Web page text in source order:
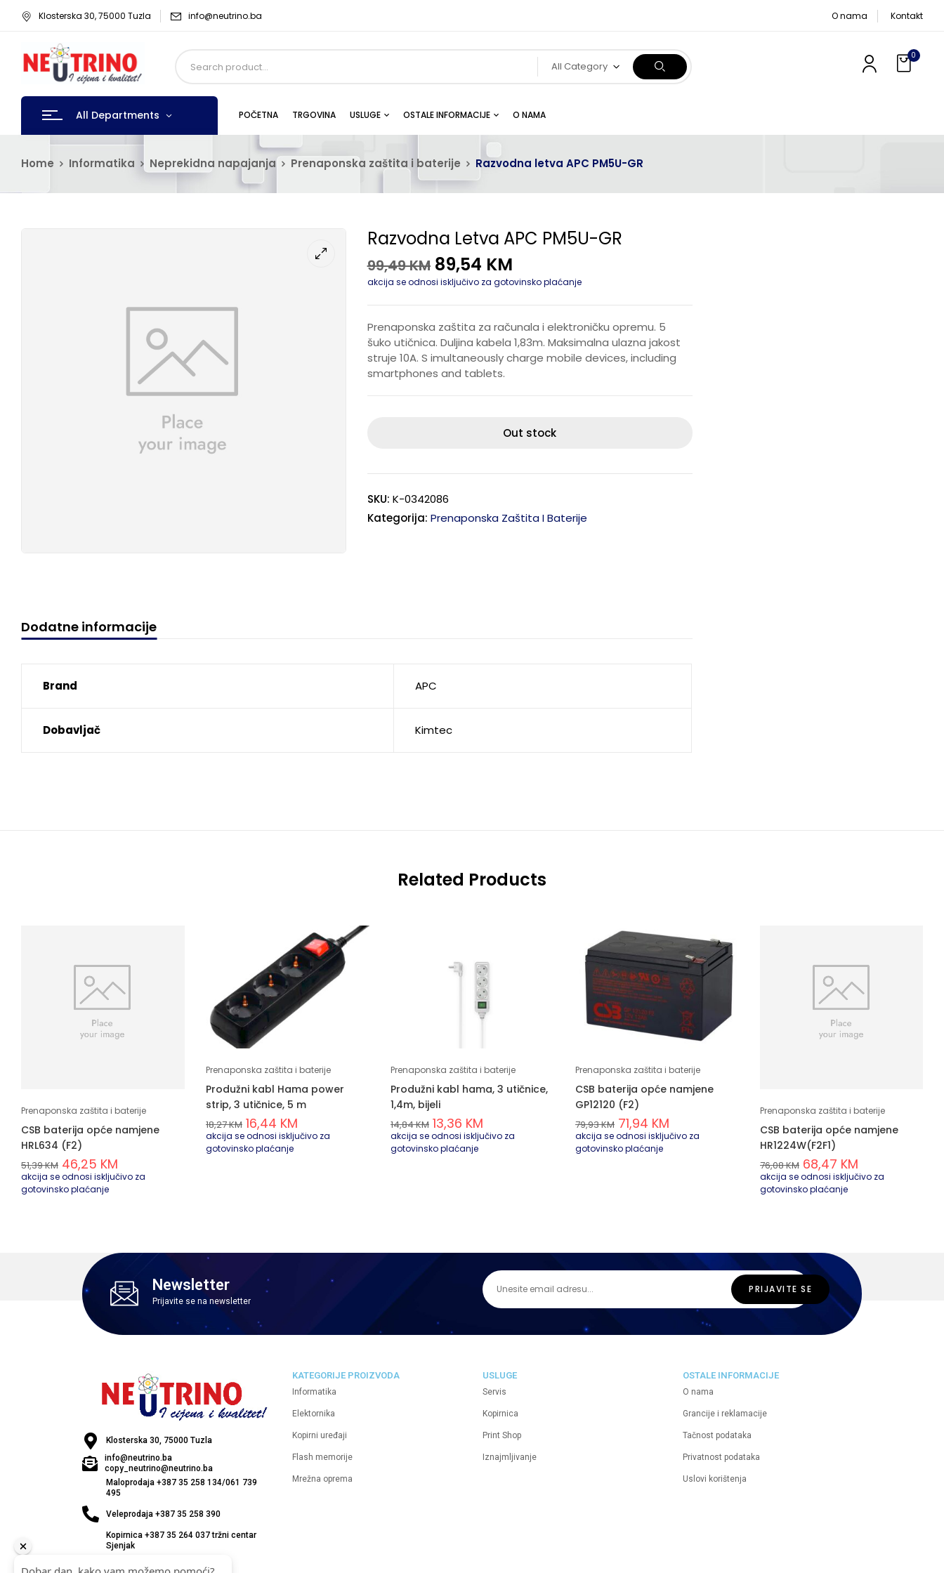
Klosterska 30, 75000 Tuzla info@neutrino.ba O nama Kontakt
All Category
0
All Departments POČETNA TRGOVINA USLUGE OSTALE INFORMACIJE O NAMA
Home Informatika Neprekidna napajanja Prenaponska zaštita i baterije Razvodna letva APC PM5U-GR
Razvodna Letva APC PM5U-GR
99,49KM 89,54 KM
akcija se odnosi isključivo za gotovinsko plaćanje
Prenaponska zaštita za računala i elektroničku opremu. 5
šuko utičnica. Duljina kabela 1,83m. Maksimalna ulazna jakost
struje 10A. S imultaneously charge mobile devices, including
smartphones and tablets.
Out stock
SKU: K-0342086
Kategorija: Prenaponska Zaštita I Baterije
Dodatne informacije
Brand APC
Dobavljač Kimtec
Related Products
Prenaponska zaštita i baterije
CSB baterija opće namjene
HRL634 (F2)
51,39KM 46,25 KM
akcija se odnosi isključivo za
gotovinsko plaćanje
Prenaponska zaštita i baterije
Produžni kabl Hama power
strip, 3 utičnice, 5 m
18,27KM 16,44 KM
akcija se odnosi isključivo za
gotovinsko plaćanje
Prenaponska zaštita i baterije
Produžni kabl hama, 3 utičnice,
1,4m, bijeli
14,84KM 13,36 KM
akcija se odnosi isključivo za
gotovinsko plaćanje
Prenaponska zaštita i baterije
CSB baterija opće namjene
GP12120 (F2)
79,93KM 71,94 KM
akcija se odnosi isključivo za
gotovinsko plaćanje
Prenaponska zaštita i baterije
CSB baterija opće namjene
HR1224W(F2F1)
76,08KM 68,47 KM
akcija se odnosi isključivo za
gotovinsko plaćanje
Newsletter
Prijavite se na newsletter
Klosterska 30, 75000 Tuzla
info@neutrino.ba
copy_neutrino@neutrino.ba
Maloprodaja +387 35 258 134/061 739
495
Veleprodaja +387 35 258 390
Kopirnica +387 35 264 037 tržni centar
Sjenjak
KATEGORIJE PROIZVODA
Informatika
Elektornika
Kopirni uređaji
Flash memorije
Mrežna oprema
USLUGE
Servis
Kopirnica
Print Shop
Iznajmljivanje
OSTALE INFORMACIJE
O nama
Grancije i reklamacije
Tačnost podataka
Privatnost podataka
Uslovi korištenja